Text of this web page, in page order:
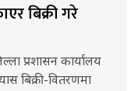
बिक्री गरे
प्रशासन कार्यालय
बिक्री-वितरणमा